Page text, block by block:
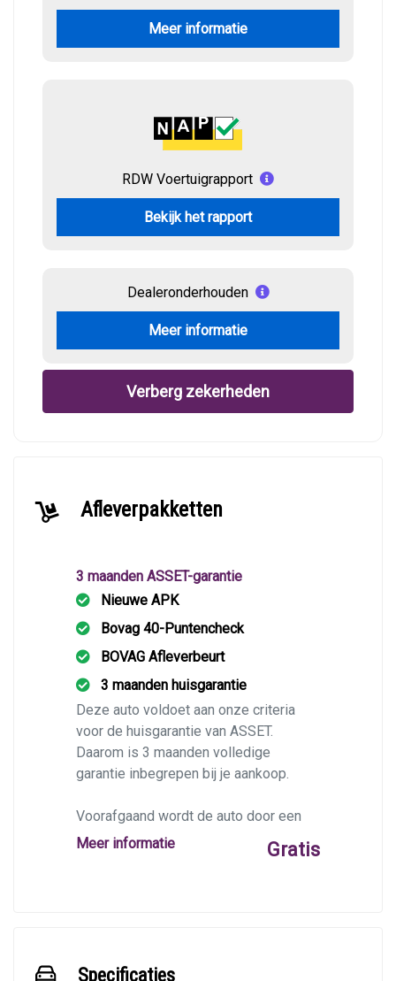
Meer informatie
RDW Voertuigrapport
Bekijk het rapport
Dealeronderhouden
Meer informatie
Verberg zekerheden
Afleverpakketten
3 maanden ASSET-garantie
Nieuwe APK
Bovag 40-Puntencheck
BOVAG Afleverbeurt
3 maanden huisgarantie
Deze auto voldoet aan onze criteria
voor de huisgarantie van ASSET.
Daarom is 3 maanden volledige
garantie inbegrepen bij je aankoop.
Voorafgaand wordt de auto door een
BOVAG-garage op 40 punten
gecontroleerd, en krijgt deze indien
Meer informatie Gratis
Specificaties